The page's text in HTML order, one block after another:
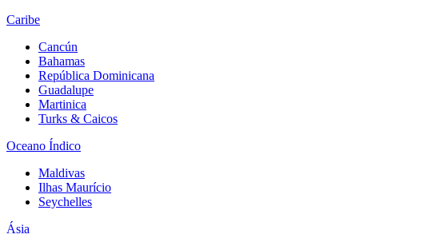
Caribe
Cancún
Bahamas
República Dominicana
Guadalupe
Martinica
Turks & Caicos
Oceano Índico
Maldivas
Ilhas Maurício
Seychelles
Ásia